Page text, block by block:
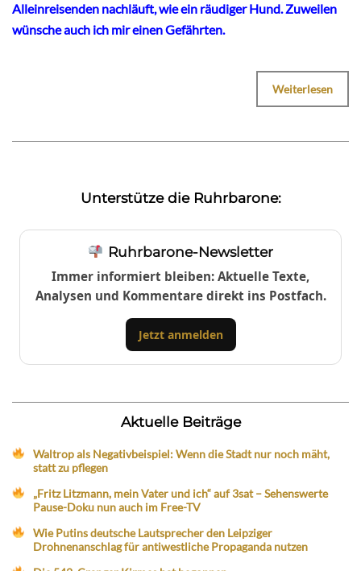
Alleinreisenden nachläuft, wie ein räudiger Hund. Zuweilen
wünsche auch ich mir einen Gefährten.
Weiterlesen
Unterstütze die Ruhrbarone:
Ruhrbarone-Newsletter
Immer informiert bleiben: Aktuelle Texte,
Analysen und Kommentare direkt ins Postfach.
Jetzt anmelden
Aktuelle Beiträge
Waltrop als Negativbeispiel: Wenn die Stadt nur noch mäht,
statt zu pflegen
„Fritz Litzmann, mein Vater und ich“ auf 3sat – Sehenswerte
Pause-Doku nun auch im Free-TV
Wie Putins deutsche Lautsprecher den Leipziger
Drohnenanschlag für antiwestliche Propaganda nutzen